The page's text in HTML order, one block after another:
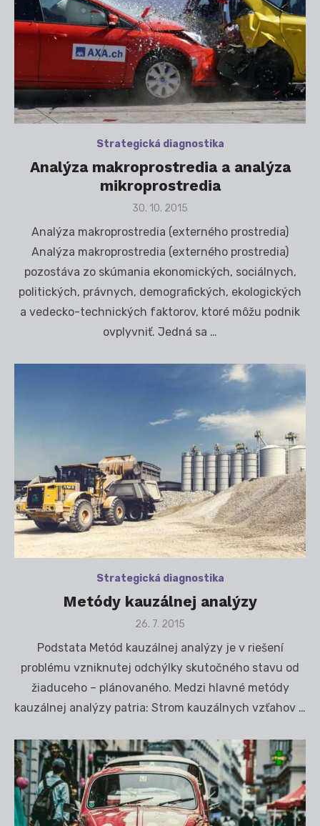
Strategická diagnostika
Analýza makroprostredia a analýza
mikroprostredia
Posted
30. 10. 2015
Analýza makroprostredia (externého prostredia)
Analýza makroprostredia (externého prostredia)
pozostáva zo skúmania ekonomických, sociálnych,
politických, právnych, demografických, ekologických
a vedecko-technických faktorov, ktoré môžu podnik
ovplyvniť. Jedná sa …
Strategická diagnostika
Metódy kauzálnej analýzy
Posted
26. 7. 2015
Podstata Metód kauzálnej analýzy je v riešení
problému vzniknutej odchýlky skutočného stavu od
žiaduceho – plánovaného. Medzi hlavné metódy
kauzálnej analýzy patria: Strom kauzálnych vzťahov …